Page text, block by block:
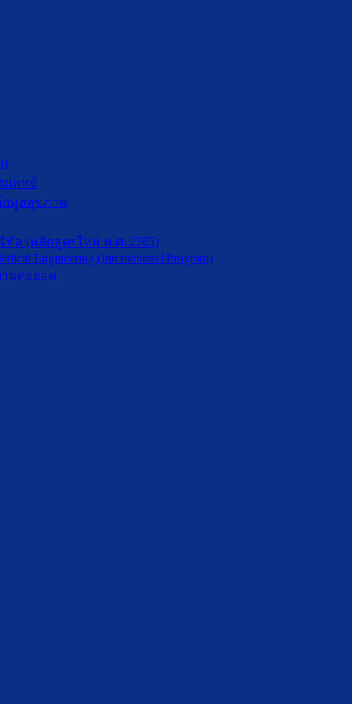
แพทย์
อมูลสุขภาพ
ล (หลักสูตรใหม่ พ.ศ. 2565)
Engineering (International Program)
นต่อยอด